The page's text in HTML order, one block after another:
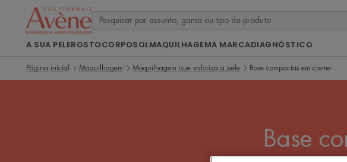
A SUA PELEROSTOCORPOSOLMAQUILHAGEMA MARCADIAGNÓSTICO
Página inicial Maquilhagem Maquilhagem que valoriza a pele Base compactas em creme
Base